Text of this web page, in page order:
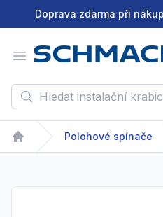
Doprava zdarma při
Open menu
Hledat instalační krabice,
Home
Polohové spínače